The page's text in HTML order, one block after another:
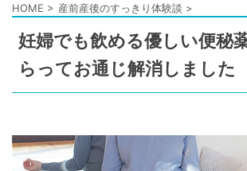
HOME > 産前産後のすっきり体験談 >
妊婦でも飲める優しい便秘
らってお通じ解消しました